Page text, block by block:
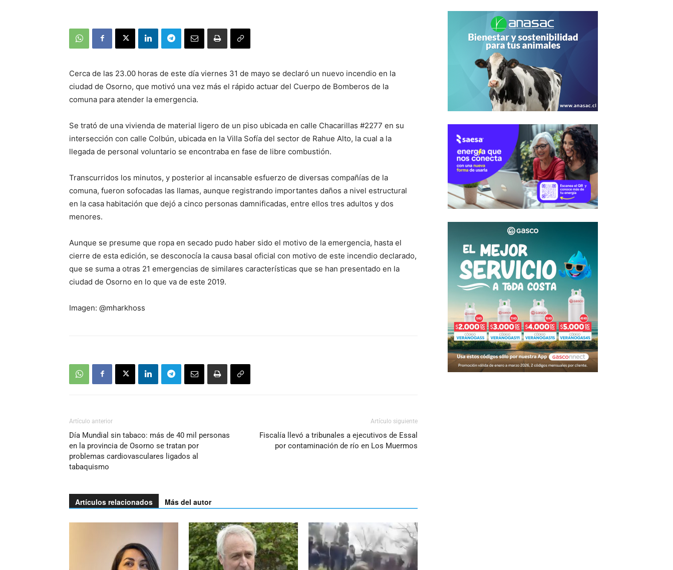
Cerca de las 23.00 horas de este día viernes 31 de mayo se declaró un nuevo incendio en la
ciudad de Osorno, que motivó una vez más el rápido actuar del Cuerpo de Bomberos de la
comuna para atender la emergencia.
Se trató de una vivienda de material ligero de un piso ubicada en calle Chacarillas #2277 en su
intersección con calle Colbún, ubicada en la Villa Sofía del sector de Rahue Alto, la cual a la
llegada de personal voluntario se encontraba en fase de libre combustión.
Transcurridos los minutos, y posterior al incansable esfuerzo de diversas compañías de la
comuna, fueron sofocadas las llamas, aunque registrando importantes daños a nivel estructural
en la casa habitación que dejó a cinco personas damnificadas, entre ellos tres adultos y dos
menores.
Aunque se presume que ropa en secado pudo haber sido el motivo de la emergencia, hasta el
cierre de esta edición, se desconocía la causa basal oficial con motivo de este incendio declarado,
que se suma a otras 21 emergencias de similares características que se han presentado en la
ciudad de Osorno en lo que va de este 2019.
Imagen: @mharkhoss
Artículo anterior
Día Mundial sin tabaco: más de 40 mil personas
en la provincia de Osorno se tratan por
problemas cardiovasculares ligados al
tabaquismo
Artículo siguiente
Fiscalía llevó a tribunales a ejecutivos de Essal
por contaminación de río en Los Muermos
Artículos relacionados Más del autor